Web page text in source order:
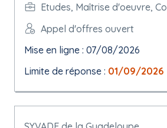
Etudes, Maîtrise d'oeuvre,
Appel d'offres ouvert
Mise en ligne : 07/08/2026
Limite de réponse : 01/09/2026